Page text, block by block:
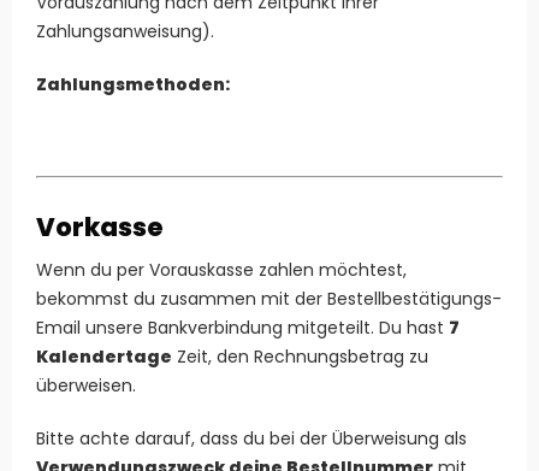
Zahlungsanweisung).
Zahlungsmethoden:
Vorkasse
Wenn du per Vorauskasse zahlen möchtest,
bekommst du zusammen mit der Bestellbestätigungs-
Email unsere Bankverbindung mitgeteilt. Du hast 7
Kalendertage Zeit, den Rechnungsbetrag zu
überweisen.
Bitte achte darauf, dass du bei der Überweisung als